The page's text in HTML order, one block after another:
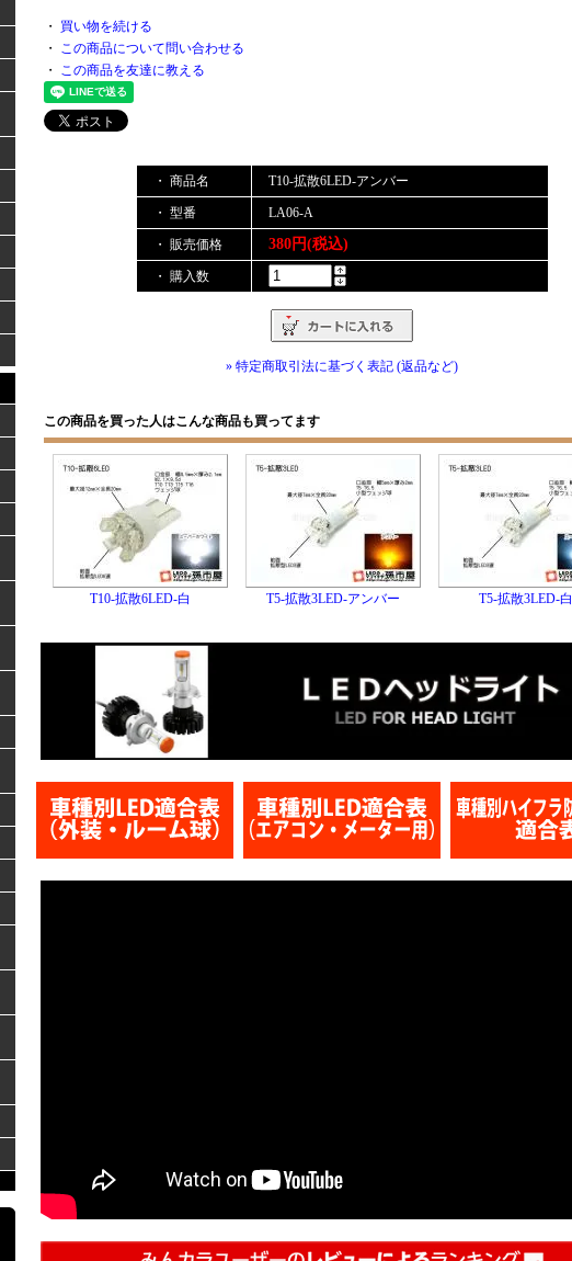
・ 買い物を続ける
・ この商品について問い合わせる
・ この商品を友達に教える
・ 商品名 T10-拡散6LED-アンバー
・ 型番 LA06-A
・ 販売価格 380円(税込)
・ 購入数
» 特定商取引法に基づく表記 (返品など)
この商品を買った人はこんな商品も買ってます
T10-拡散6LED-白 T5-拡散3LED-アンバー T5-拡散3LED-白